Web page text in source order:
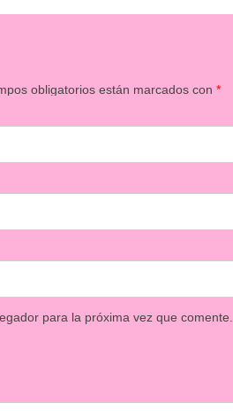
obligatorios están marcados con*
para la próxima vez que comente.